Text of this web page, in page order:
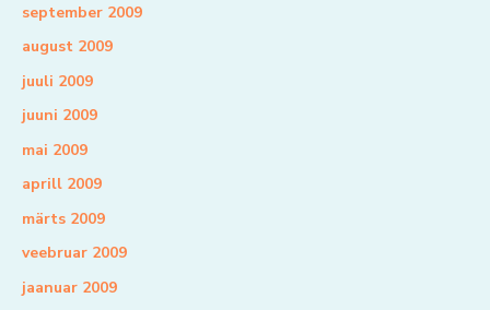
september 2009
august 2009
juuli 2009
juuni 2009
mai 2009
aprill 2009
märts 2009
veebruar 2009
jaanuar 2009